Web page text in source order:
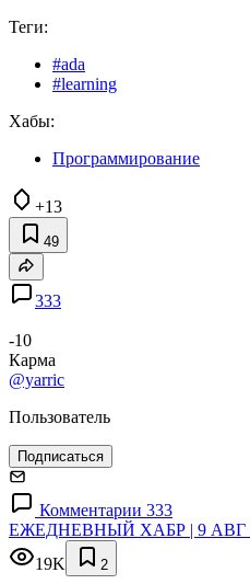
Теги:
#ada
#learning
Хабы:
Программирование
+13
49
333
-10
Карма
@yarric
Пользователь
Подписаться
Комментарии 333
ЕЖЕДНЕВНЫЙ ХАБР | 9 АВГ
19K
2